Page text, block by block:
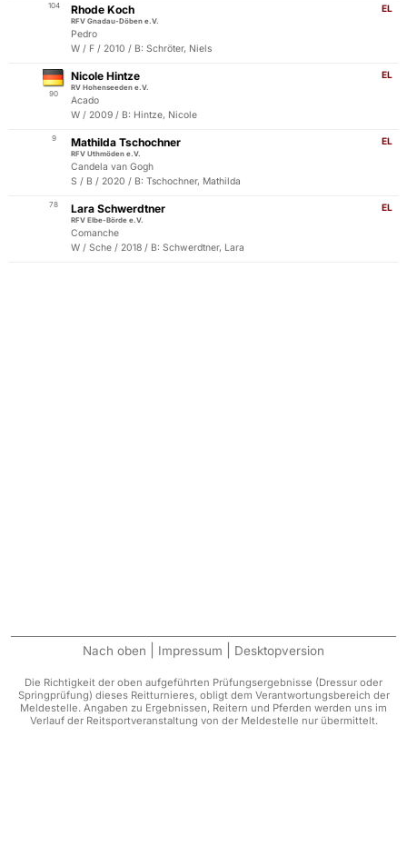
104 EL
Rhode Koch
RFV Gnadau-Döben e.V.
Pedro
W / F / 2010 / B: Schröter, Niels
90
EL
Nicole Hintze
RV Hohenseeden e.V.
Acado
W / 2009 / B: Hintze, Nicole
9 EL
Mathilda Tschochner
RFV Uthmöden e.V.
Candela van Gogh
S / B / 2020 / B: Tschochner, Mathilda
78 EL
Lara Schwerdtner
RFV Elbe-Börde e.V.
Comanche
W / Sche / 2018 / B: Schwerdtner, Lara
Nach oben Impressum Desktopversion
Die Richtigkeit der oben aufgeführten Prüfungsergebnisse (Dressur oder
Springprüfung) dieses Reitturnieres, obligt dem Verantwortungsbereich der
Meldestelle. Angaben zu Ergebnissen, Reitern und Pferden werden uns im
Verlauf der Reitsportveranstaltung von der Meldestelle nur übermittelt.